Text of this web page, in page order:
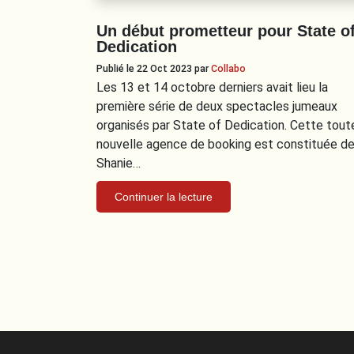
Un début prometteur pour State
Dedication
Publié le 22 Oct 2023 parCollabo
Les 13 et 14 octobre derniers avait lieu la
première série de deux spectacles jumeaux
organisés par State of Dedication. Cette
nouvelle agence de booking est constituée de
Shanie…
Continuer la lecture